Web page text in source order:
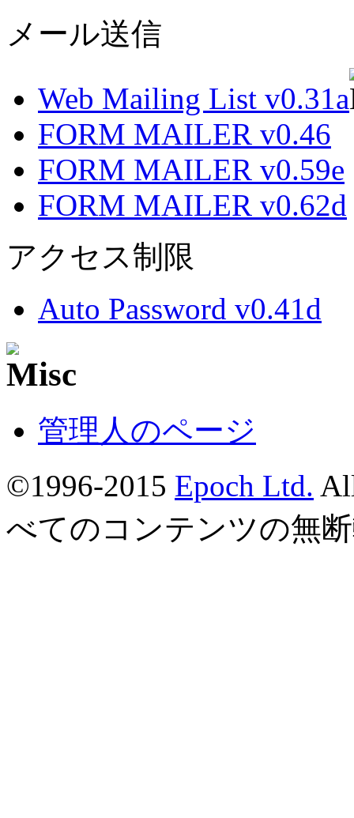
メール送信
Web Mailing List v0.31a
FORM MAILER v0.46
FORM MAILER v0.59e
FORM MAILER v0.62d
アクセス制限
Auto Password v0.41d
管理人のページ
©1996-2015 Epoch Ltd.
べてのコンテンツの無